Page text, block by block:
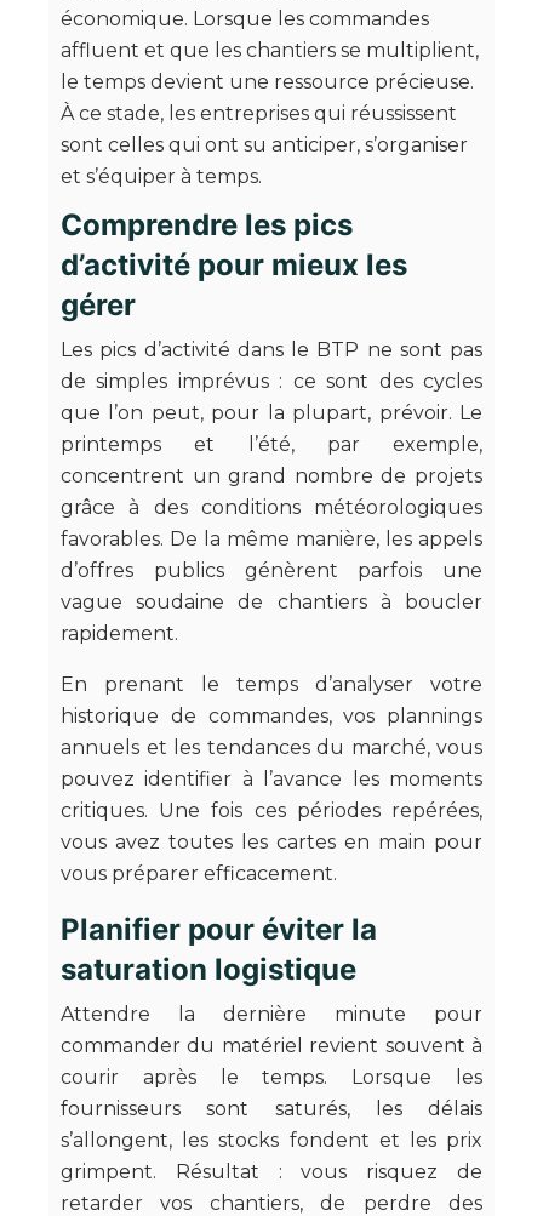
économique. Lorsque les commandes
affluent et que les chantiers se multiplient,
le temps devient une ressource précieuse.
À ce stade, les entreprises qui réussissent
sont celles qui ont su anticiper, s’organiser
et s’équiper à temps.
Comprendre les pics
d’activité pour mieux les
gérer
Les pics d’activité dans le BTP ne sont pas
de simples imprévus : ce sont des cycles
que l’on peut, pour la plupart, prévoir. Le
printemps et l’été, par exemple,
concentrent un grand nombre de projets
grâce à des conditions météorologiques
favorables. De la même manière, les appels
d’offres publics génèrent parfois une
vague soudaine de chantiers à boucler
rapidement.
En prenant le temps d’analyser votre
historique de commandes, vos plannings
annuels et les tendances du marché, vous
pouvez identifier à l’avance les moments
critiques. Une fois ces périodes repérées,
vous avez toutes les cartes en main pour
vous préparer efficacement.
Planifier pour éviter la
saturation logistique
Attendre la dernière minute pour
commander du matériel revient souvent à
courir après le temps. Lorsque les
fournisseurs sont saturés, les délais
s’allongent, les stocks fondent et les prix
grimpent. Résultat : vous risquez de
retarder vos chantiers, de perdre des